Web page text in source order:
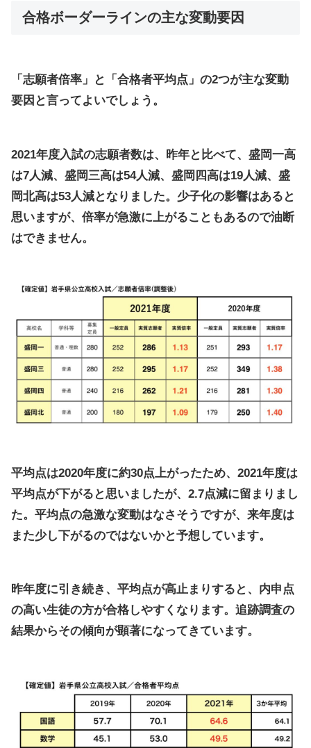
合格ボーダーラインの主な変動要因
「志願者倍率」と「合格者平均点」の2つが主な変動
要因と言ってよいでしょう。
2021年度入試の志願者数は、昨年と比べて、盛岡一高
は7人減、盛岡三高は54人減、盛岡四高は19人減、盛
岡北高は53人減となりました。少子化の影響はあると
思いますが、倍率が急激に上がることもあるので油断
はできません。
平均点は2020年度に約30点上がったため、2021年度は
平均点が下がると思いましたが、2.7点減に留まりまし
た。平均点の急激な変動はなさそうですが、来年度は
また少し下がるのではないかと予想しています。
昨年度に引き続き、平均点が高止まりすると、内申点
の高い生徒の方が合格しやすくなります。追跡調査の
結果からその傾向が顕著になってきています。